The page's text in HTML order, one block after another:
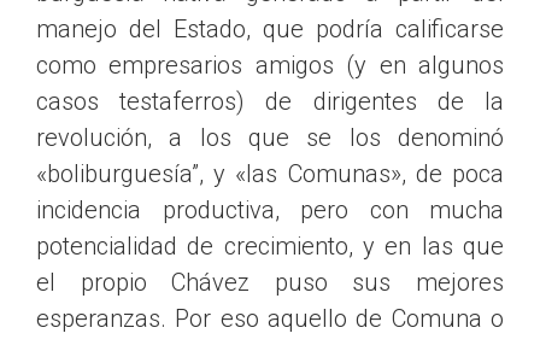
manejo del Estado, que podría calificarse
como empresarios amigos (y en algunos
casos testaferros) de dirigentes de la
revolución, a los que se los denominó
«boliburguesía”, y «las Comunas», de poca
incidencia productiva, pero con mucha
potencialidad de crecimiento, y en las que
el propio Chávez puso sus mejores
esperanzas. Por eso aquello de Comuna o